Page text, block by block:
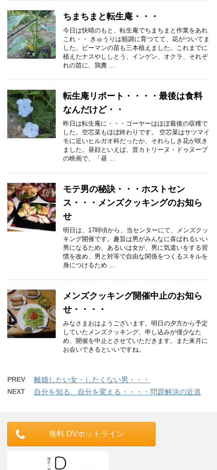
ちまちまと転生庵・・・
今日は快晴のもと、転生庵でちまちまと作業をあれ
これ・・ きゅうりは順調に育つてて、花がついてま
した。ピーマンの苗も三本植えました。これまでに
植えたナスやししとう、インゲン、オクラ、それぞ
れの苗に、鶏糞 ...
転生庵リポート・・・・最後は食料
なんだけど・・
昨日は転生庵に・・・ゴーヤーはほぼ最後の収穫で
した。空芯菜もほぼ終わりです。 空芯菜はサツマイ
モに近いヒルガオ科だったか、それらしき花が咲き
ました。昼顔といえば、昔カトリーヌ・ドゥヌーブ
の映画で、「昼 ...
モテ男の秘訣・・・ホストセン
ス・・・メンズクッキングのお知ら
せ
明日は、17時頃から、当センターにて、メンズクッ
キング開催です。趣旨は男がみんなに喜ばれるいい
男になるため、あるいは女が、男に気遣いをする習
慣を改め、男と対等で自由な関係をつくるスキルを
身につけるため ...
メンズクッキング開催中止のお知ら
せ・・・・
みなさまおはようございます。明日の夕方から予定
していたメンズクッキング、申し込みが僅少なた
め、開催を中止とさせていただきます。また来月に
お会いできるといいですね。
PREV 離婚したい女・したくない男・・・
NEXT 自分を知る、自分を変える・・・・問題解決の近道
無料 DVホットライン